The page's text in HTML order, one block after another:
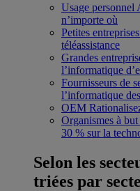
Usage personnel
n’importe où
Petites entreprises
téléassistance
Grandes
l’informatique
Fournisseurs de
l’informatique
OEM
Organismes à
30 % sur la
Selon les
triées par